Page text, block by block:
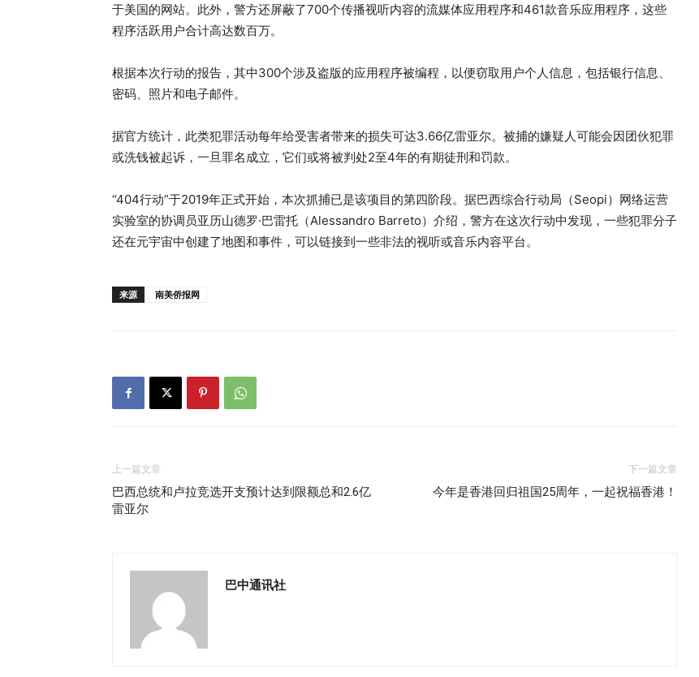
于美国的网站。此外，警方还屏蔽了700个传播视听内容的流媒体应用程序和461款音乐应用程序，这些
程序活跃用户合计高达数百万。
根据本次行动的报告，其中300个涉及盗版的应用程序被编程，以便窃取用户个人信息，包括银行信息、
密码、照片和电子邮件。
据官方统计，此类犯罪活动每年给受害者带来的损失可达3.66亿雷亚尔。被捕的嫌疑人可能会因团伙犯罪
或洗钱被起诉，一旦罪名成立，它们或将被判处2至4年的有期徒刑和罚款。
“404行动”于2019年正式开始，本次抓捕已是该项目的第四阶段。据巴西综合行动局（Seopi）网络运营
实验室的协调员亚历山德罗·巴雷托（Alessandro Barreto）介绍，警方在这次行动中发现，一些犯罪分子
还在元宇宙中创建了地图和事件，可以链接到一些非法的视听或音乐内容平台。
来源 南美侨报网
上一篇文章
巴西总统和卢拉竞选开支预计达到限额总和2.6亿
雷亚尔
下一篇文章
今年是香港回归祖国25周年，一起祝福香港！
巴中通讯社